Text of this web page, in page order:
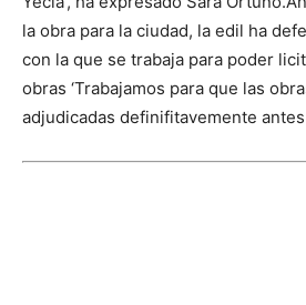
la obra para la ciudad, la edil ha
con la que se trabaja para poder
obras ‘Trabajamos para que las
adjudicadas definifitavemente